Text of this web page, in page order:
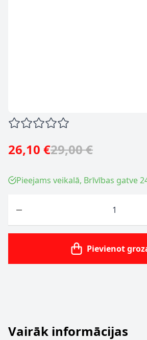
26,10 €29,00 €
Pieejams veikalā, Brīvības gatve
Pievienot
Vairāk informācijas